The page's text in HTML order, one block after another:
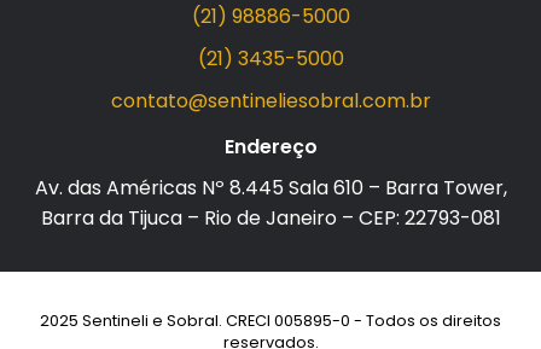
(21) 98886-5000
(21) 3435-5000
contato@sentineliesobral.com.br
Endereço
Av. das Américas Nº 8.445 Sala 610 – Barra Tower,
Barra da Tijuca – Rio de Janeiro – CEP: 22793-081
2025 Sentineli e Sobral. CRECI 005895-0 - Todos os direitos
reservados.